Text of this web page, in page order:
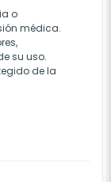
o
médica.
su uso.
de la